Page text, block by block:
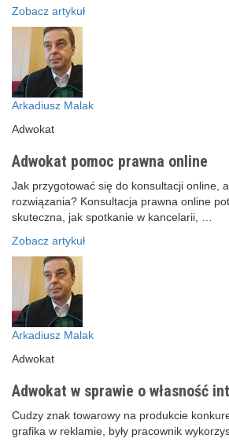
Zobacz artykuł
Arkadiusz Malak
Adwokat
Adwokat pomoc prawna online
Jak przygotować się do konsultacji online,
rozwiązania? Konsultacja prawna online
skuteczna, jak spotkanie w kancelarii, …
Zobacz artykuł
Arkadiusz Malak
Adwokat
Adwokat w sprawie o własność
Cudzy znak towarowy na produkcie
grafika w reklamie, były pracownik